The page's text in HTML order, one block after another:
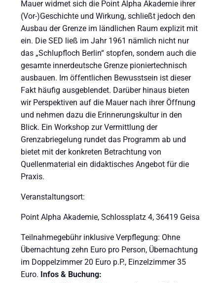
Mauer widmet sich die Point Alpha Akademie ihrer
(Vor-)Geschichte und Wirkung, schließt jedoch den
Ausbau der Grenze im ländlichen Raum explizit mit
ein. Die SED ließ im Jahr 1961 nämlich nicht nur
das „Schlupfloch Berlin“ stopfen, sondern auch die
gesamte innerdeutsche Grenze pioniertechnisch
ausbauen. Im öffentlichen Bewusstsein ist dieser
Fakt häufig ausgeblendet. Darüber hinaus bieten
wir Perspektiven auf die Mauer nach ihrer Öffnung
und nehmen dazu die Erinnerungskultur in den
Blick. Ein Workshop zur Vermittlung der
Grenzabriegelung rundet das Programm ab und
bietet mit der konkreten Betrachtung von
Quellenmaterial ein didaktisches Angebot für die
Praxis.
Veranstaltungsort:
Point Alpha Akademie, Schlossplatz 4, 36419 Geisa
Teilnahmegebühr inklusive Verpflegung: Ohne
Übernachtung zehn Euro pro Person, Übernachtung
im Doppelzimmer 20 Euro p.P., Einzelzimmer 35
Euro. Infos & Buchung: